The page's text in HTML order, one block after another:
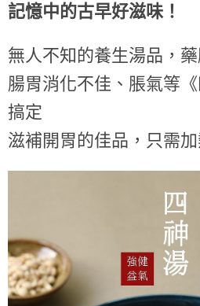
記憶中的古早好滋味！
無人不知的養生湯品，
腸胃消化不佳、脹氣等
搞定
滋補開胃的佳品，只需